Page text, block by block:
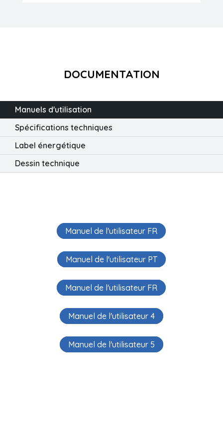
DOCUMENTATION
Manuels d'utilisation
Spécifications techniques
Label énergétique
Dessin technique
Manuel de l'utilisateur FR
Manuel de l'utilisateur PT
Manuel de l'utilisateur FR
Manuel de l'utilisateur 4
Manuel de l'utilisateur 5